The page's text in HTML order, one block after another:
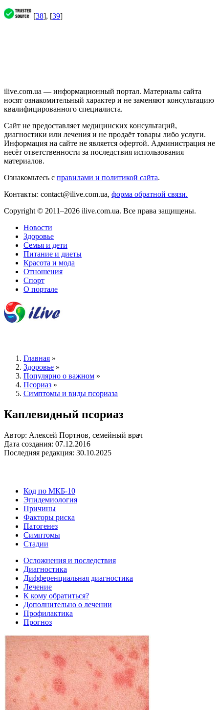
[38], [39]
ilive.com.ua — информационный портал. Материалы сайта
носят ознакомительный характер и не заменяют консультацию
квалифицированного специалиста.
Сайт не предоставляет медицинских консультаций,
диагностики или лечения и не продаёт товары либо услуги.
Информация на сайте не является офертой. Администрация не
несёт ответственности за последствия использования
материалов.
Ознакомьтесь с правилами и политикой сайта.
Контакты: contact@ilive.com.ua, форма обратной связи.
Copyright © 2011–2026 ilive.com.ua. Все права защищены.
Новости
Здоровье
Семья и дети
Питание и диеты
Красота и мода
Отношения
Спорт
О портале
Главная »
Здоровье »
Популярно о важном »
Псориаз »
Симптомы и виды псориаза
Каплевидный псориаз
Автор: Алексей Портнов, семейный врач
Дата создания: 07.12.2016
Последняя редакция: 30.10.2025
Код по МКБ-10
Эпидемиология
Причины
Факторы риска
Патогенез
Симптомы
Стадии
Осложнения и последствия
Диагностика
Дифференциальная диагностика
Лечение
К кому обратиться?
Дополнительно о лечении
Профилактика
Прогноз